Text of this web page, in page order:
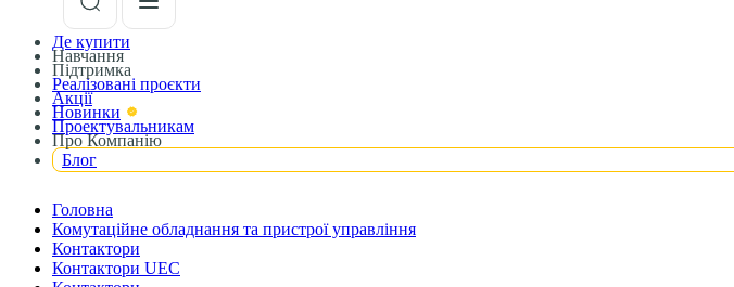
Де купити
Навчання
Підтримка
Реалізовані проєкти
Акції
Новинки
Проектувальникам
Про Компанію
Блог
Головна
Комутаційне обладнання та пристрої управління
Контактори
Контактори UEC